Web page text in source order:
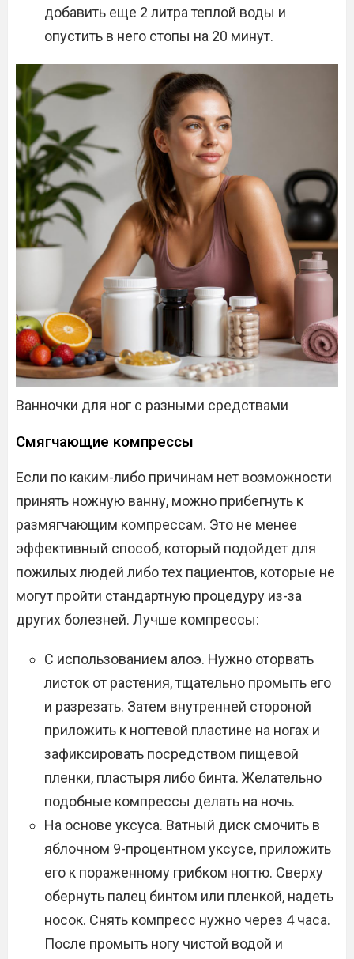
добавить еще 2 литра теплой воды и
опустить в него стопы на 20 минут.
Ванночки для ног с разными средствами
Смягчающие компрессы
Если по каким-либо причинам нет возможности
принять ножную ванну, можно прибегнуть к
размягчающим компрессам. Это не менее
эффективный способ, который подойдет для
пожилых людей либо тех пациентов, которые не
могут пройти стандартную процедуру из-за
других болезней. Лучше компрессы:
С использованием алоэ. Нужно оторвать
листок от растения, тщательно промыть его
и разрезать. Затем внутренней стороной
приложить к ногтевой пластине на ногах и
зафиксировать посредством пищевой
пленки, пластыря либо бинта. Желательно
подобные компрессы делать на ночь.
На основе уксуса. Ватный диск смочить в
яблочном 9-процентном уксусе, приложить
его к пораженному грибком ногтю. Сверху
обернуть палец бинтом или пленкой, надеть
носок. Снять компресс нужно через 4 часа.
После промыть ногу чистой водой и